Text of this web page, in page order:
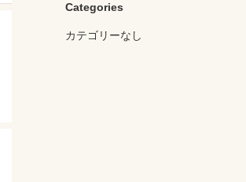
Categories
カテゴリーなし